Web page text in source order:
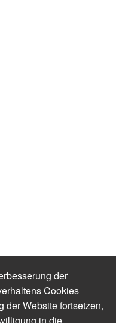
der
Cookies
der Website fortsetzen,